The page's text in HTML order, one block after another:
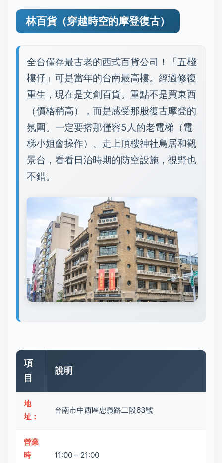
林百貨（穿越時空的摩登復古）
全台僅存最古老的西式百貨公司！「五棧
樓仔」可是當年的台南最高樓。經過修復
重生，現在是文創百貨。重點不是買東西
（價格稍高），而是感受那股復古摩登的
氛圍。一定要搭那僅容5人的老電梯（電
梯小姐會操作）、走上頂樓神社鳥居和觀
景台，看看日治時期的防空設施，視野也
不錯。
項
目
說明
地
址：
台南市中西區忠義路二段63號
營業
時
11:00 – 21:00